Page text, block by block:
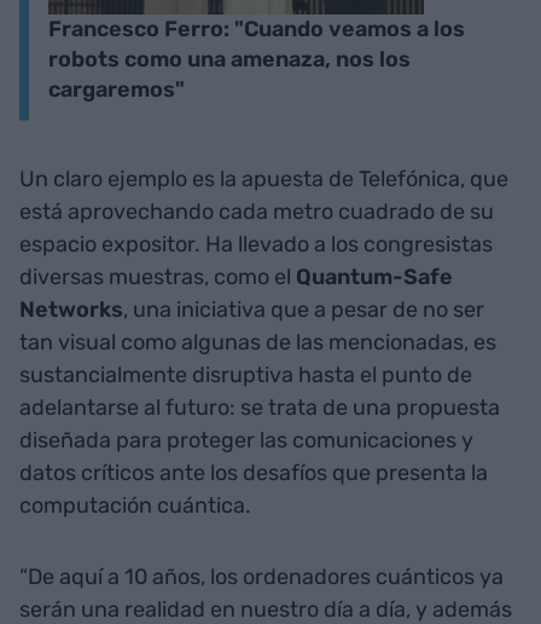
Francesco Ferro: "Cuando veamos a los
robots como una amenaza, nos los
cargaremos"
Un claro ejemplo es la apuesta de Telefónica, que
está aprovechando cada metro cuadrado de su
espacio expositor. Ha llevado a los congresistas
diversas muestras, como el Quantum-Safe
Networks, una iniciativa que a pesar de no ser
tan visual como algunas de las mencionadas, es
sustancialmente disruptiva hasta el punto de
adelantarse al futuro: se trata de una propuesta
diseñada para proteger las comunicaciones y
datos críticos ante los desafíos que presenta la
computación cuántica.
“De aquí a 10 años, los ordenadores cuánticos ya
serán una realidad en nuestro día a día, y además